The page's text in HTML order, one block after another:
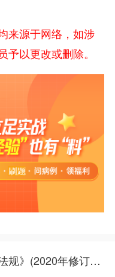
来源于网络，如涉
以更改或删除。
年修订版)变更说明